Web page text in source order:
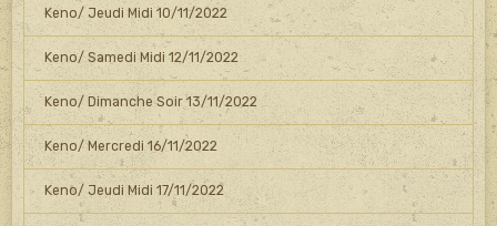
Keno/ Jeudi Midi 10/11/2022
Keno/ Samedi Midi 12/11/2022
Keno/ Dimanche Soir 13/11/2022
Keno/ Mercredi 16/11/2022
Keno/ Jeudi Midi 17/11/2022